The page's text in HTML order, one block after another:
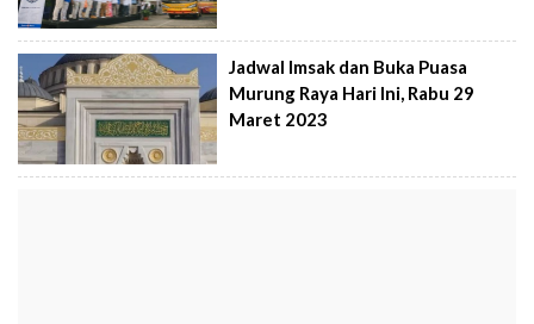
Jadwal Imsak dan Buka Puasa
Murung Raya Hari Ini, Rabu 29
Maret 2023